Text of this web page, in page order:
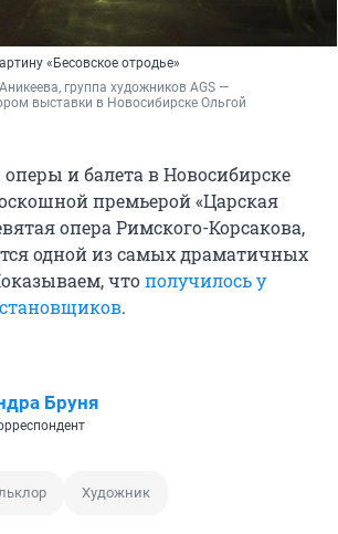
«Бесовское отродье»
группа художников AGS —
выставки в Новосибирске Ольгой
оперы и балета в Новосибирске
премьерой «Царская
опера Римского-Корсакова,
одной из самых драматичных
чтополучилось у
.
Бруня
Художник